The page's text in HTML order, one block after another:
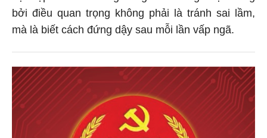
bởi điều quan trọng không phải là tránh sai lầm,
mà là biết cách đứng dậy sau mỗi lần vấp ngã.